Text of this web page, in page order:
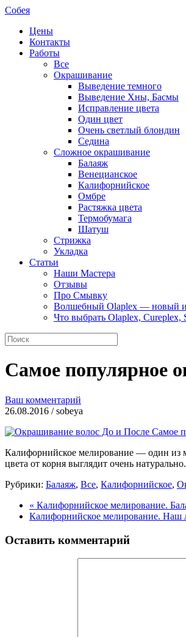
Собея
Цены
Контакты
Работы
Все
Окрашивание
Выведение темного
Выведение Хны, Басмы
Исправление цвета
Один цвет
Очень светлый блондин
Седина
Сложное окрашивание
Балаяж
Венецианское
Калифорнийское
Омбре
Растяжка цвета
Термобумага
Шатуш
Стрижка
Укладка
Статьи
Наши Мастера
Отзывы
Про Смывку
Волшебный Olaplex — новый
Что выбрать Olaplex,
Самое популярное
Ваш комментарий
26.08.2016 / sobeya
Калифорнийское мелирование — один из
цвета от корня выглядит очень
Рубрики: Балаяж, Все, Калифорнийское,
« Калифорнийское мелирование.
Калифорнийское мелирование.
Оставить комментарий